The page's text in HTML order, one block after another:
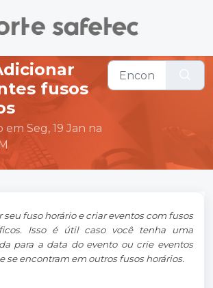
principal
fusos
Seg, 19 Jan na
seu fuso horário e criar eventos com fusos
Isso é útil caso você tenha uma
para a data do evento ou crie eventos
se encontram em outros fusos horários.